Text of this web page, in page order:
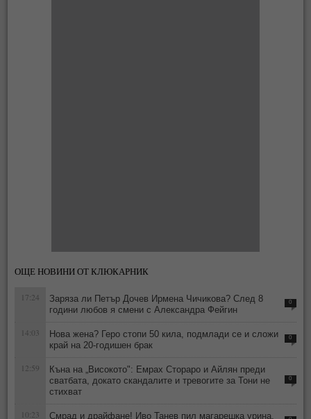
ОЩЕ НОВИНИ ОТ КЛЮКАРНИК
17:24
Заряза ли Петър Дочев Ирмена Чичикова? След 8
години любов я смени с Александра Фейгин
0
14:03
Нова жена? Геро стопи 50 кила, подмлади се и сложи
край на 20-годишен брак
0
12:59
Къна на „Високото": Емрах Стораро и Айлян преди
сватбата, докато скандалите и тревогите за Тони не
стихват
0
10:23 Смрад и драйфане! Иво Танев пил магарешка урина,